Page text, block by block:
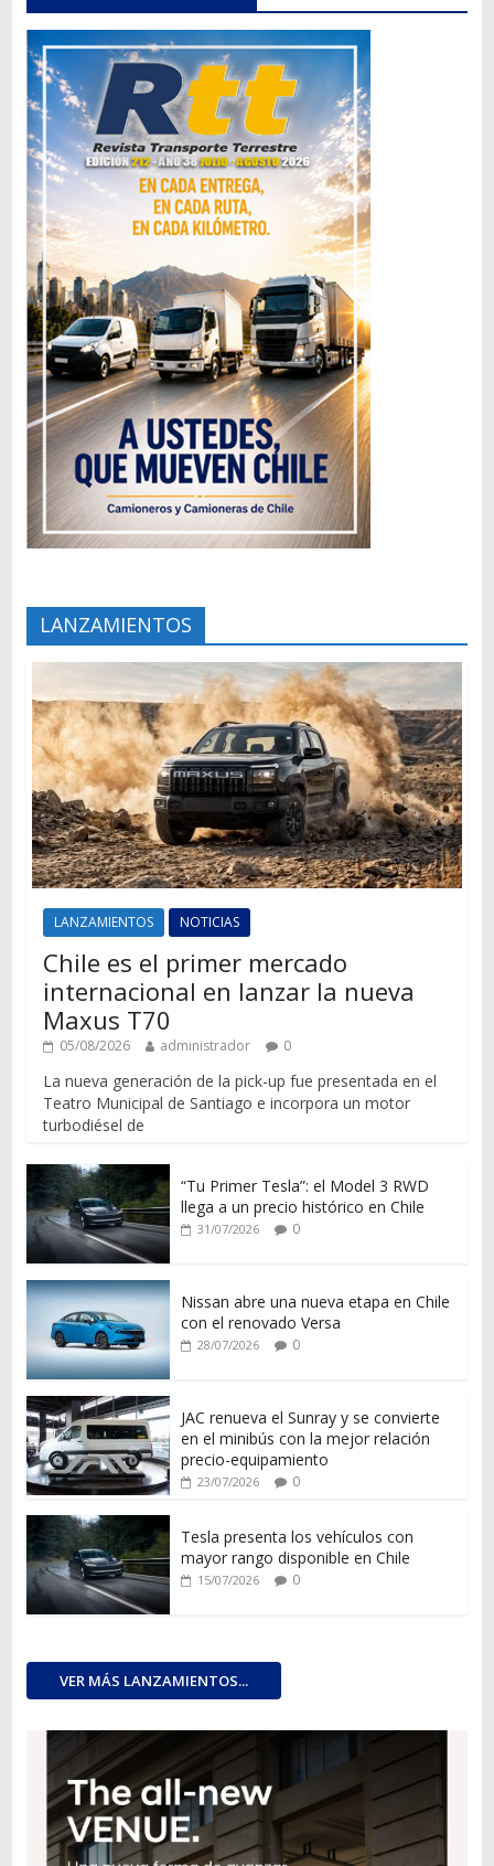
LANZAMIENTOS
LANZAMIENTOS NOTICIAS
Chile es el primer mercado
internacional en lanzar la nueva
Maxus T70
05/08/2026 administrador 0
La nueva generación de la pick-up fue presentada en el
Teatro Municipal de Santiago e incorpora un motor
turbodiésel de
“Tu Primer Tesla”: el Model 3 RWD
llega a un precio histórico en Chile
31/07/2026 0
Nissan abre una nueva etapa en Chile
con el renovado Versa
28/07/2026 0
JAC renueva el Sunray y se convierte
en el minibús con la mejor relación
precio-equipamiento
23/07/2026 0
Tesla presenta los vehículos con
mayor rango disponible en Chile
15/07/2026 0
VER MÁS LANZAMIENTOS...